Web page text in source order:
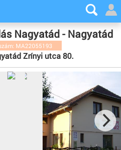
Nagyatád - Nagyatád
MA22055193
Zrínyi utca 80.